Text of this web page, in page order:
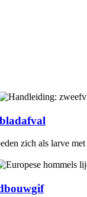
zich als larve